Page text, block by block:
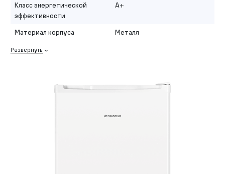
Класс энергетической
эффективности
A+
Материал корпуса Металл
Развернуть